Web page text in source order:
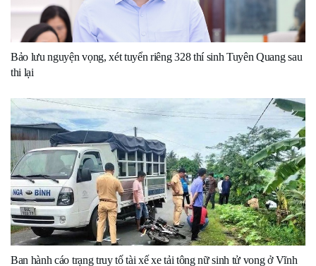
Bảo lưu nguyện vọng, xét tuyển riêng 328 thí sinh Tuyên Quang sau
thi lại
Ban hành cáo trạng truy tố tài xế xe tải tông nữ sinh tử vong ở Vĩnh